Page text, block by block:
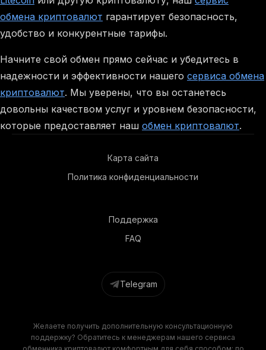
обмена криптовалют гарантирует безопасность,
удобство и конкурентные тарифы.
Начните свой обмен прямо сейчас и убедитесь в
надежности и эффективности нашего сервиса обмена
криптовалют. Мы уверены, что вы останетесь
довольны качеством услуг и уровнем безопасности,
которые предоставляет наш обмен криптовалют.
Карта сайта
Политика конфиденциальности
Поддержка
FAQ
Telegram
Желаете получить дополнительную консультационную
поддержку? Обратитесь к менеджерам нашего сервиса